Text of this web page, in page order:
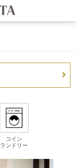
大人
コイン
ランドリー